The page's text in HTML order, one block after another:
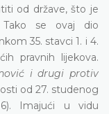
od države, što je
Tako se ovaj dio
35. stavci 1. i 4.
pravnih lijekova.
i drugi protiv
od 27. studenog
Imajući u vidu